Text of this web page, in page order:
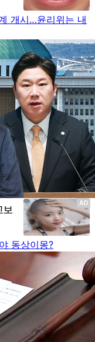
개시…윤리위는 내
동상이몽?